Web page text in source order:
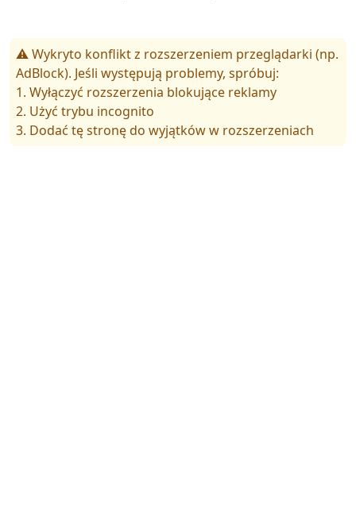
⚠️ Wykryto konflikt z rozszerzeniem przeglądarki (np.
AdBlock). Jeśli występują problemy, spróbuj:
1. Wyłączyć rozszerzenia blokujące reklamy
2. Użyć trybu incognito
3. Dodać tę stronę do wyjątków w rozszerzeniach